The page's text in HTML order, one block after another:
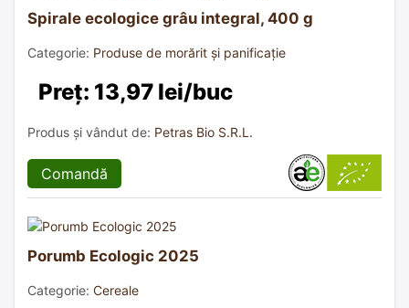
Spirale ecologice grâu integral, 400 g
Categorie: Produse de morărit și panificație
Preț: 13,97 lei/buc
Produs și vândut de: Petras Bio S.R.L.
Comandă
Porumb Ecologic 2025
Categorie: Cereale